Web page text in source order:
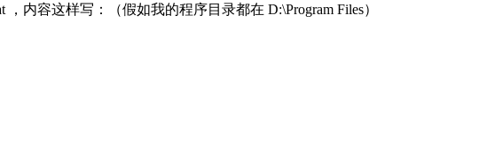
内容这样写：（假如我的程序目录都在 D:\Program Files）